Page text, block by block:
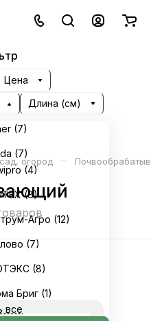
Цена
(7)
(7)
(4)
(8)
Агро (12)
(7)
(8)
Бриг (1)
все
Длина (см)
огород –